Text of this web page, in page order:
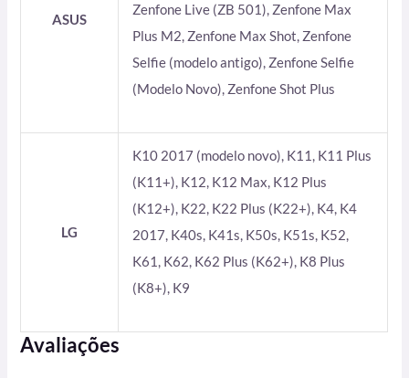
ASUS
Zenfone Live (ZB 501), Zenfone Max
Plus M2, Zenfone Max Shot, Zenfone
Selfie (modelo antigo), Zenfone Selfie
(Modelo Novo), Zenfone Shot Plus
LG
K10 2017 (modelo novo), K11, K11 Plus
(K11+), K12, K12 Max, K12 Plus
(K12+), K22, K22 Plus (K22+), K4, K4
2017, K40s, K41s, K50s, K51s, K52,
K61, K62, K62 Plus (K62+), K8 Plus
(K8+), K9
Avaliações